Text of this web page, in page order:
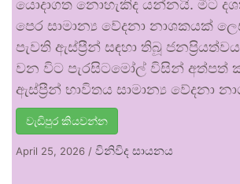
යොදාගත නොහැකිද යන්නයි. මීට
පෙර සාමාන්‍ය වේදනා නාශකයක්
පැවති ඇස්ප්‍රීන් සඳහා තිබූ
වන විට පැරසිටමෝල් විසින් අත්පත්
ඇස්ප්‍රීන් භාවිතය සාමාන්‍ය වේදනා
වැඩිපුර කියවන්න
April 25, 2026 / විනිවිද සායනය